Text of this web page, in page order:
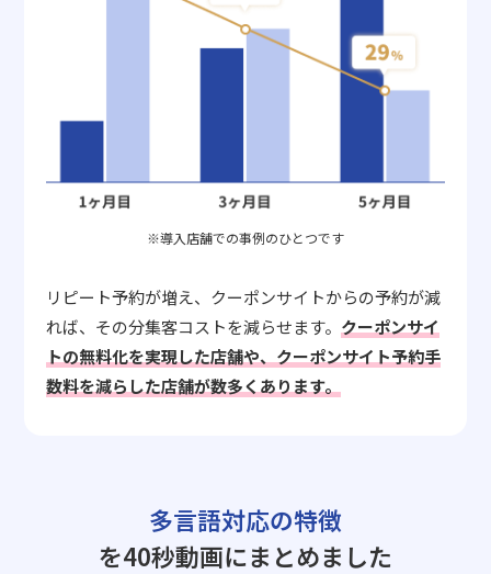
※導入店舗での事例のひとつです
リピート予約が増え、クーポンサイトからの予約が減
れば、その分集客コストを減らせます。 クーポンサイ
トの無料化を実現した店舗や、クーポンサイト予約手
数料を減らした店舗が数多くあります。
多言語対応の特徴
を40秒動画にまとめました